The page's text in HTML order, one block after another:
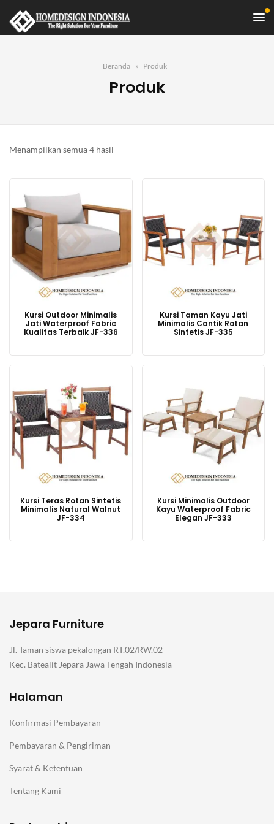
Beranda Produk
Produk
Menampilkan semua 4 hasil
yang
Kursi Outdoor Minimalis
Jati Waterproof Fabric
Kualitas Terbaik JF-336
Kursi Taman Kayu Jati
Minimalis Cantik Rotan
Sintetis JF-335
Kursi Teras Rotan Sintetis
Minimalis Natural Walnut
JF-334
Kursi Minimalis Outdoor
Kayu Waterproof Fabric
Elegan JF-333
Jepara Furniture
Jl. Taman siswa pekalongan RT.02/RW.02
Kec. Batealit Jepara Jawa Tengah Indonesia
Halaman
Konfirmasi Pembayaran
Pembayaran & Pengiriman
Syarat & Ketentuan
Tentang Kami